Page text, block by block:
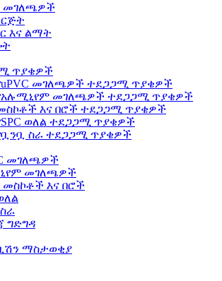
መገለጫዎች
እና ልማት
ጥያቄዎች
መገለጫዎች ተደጋጋሚ ጥያቄዎች
መገለጫዎች ተደጋጋሚ ጥያቄዎች
እና በሮች ተደጋጋሚ ጥያቄዎች
ወለል ተደጋጋሚ ጥያቄዎች
ስራ ተደጋጋሚ ጥያቄዎች
መገለጫዎች
መገለጫዎች
መስኮቶች እና በሮች
ግድግዳ
ማስታወቂያ